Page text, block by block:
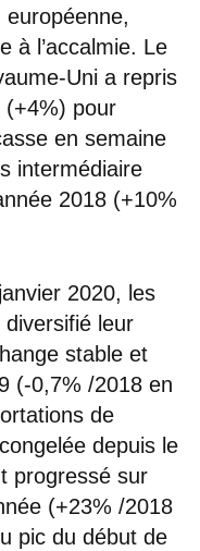
européenne,
à l’accalmie. Le
Uni a repris
(+4%) pour
en semaine
intermédiaire
2018 (+10%
2020, les
leur
stable et
(-0,7% /2018 en
de
depuis le
progressé sur
(+23% /2018
pic du début de